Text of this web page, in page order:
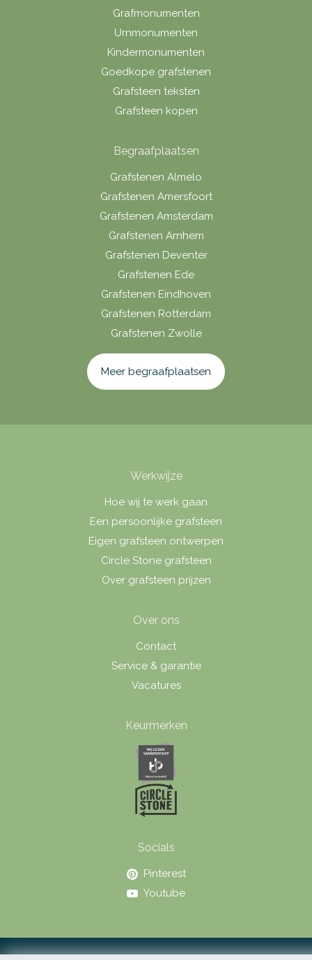
Grafmonumenten
Urnmonumenten
Kindermonumenten
Goedkope grafstenen
Grafsteen teksten
Grafsteen kopen
Begraafplaatsen
Grafstenen Almelo
Grafstenen Amersfoort
Grafstenen Amsterdam
Grafstenen Arnhem
Grafstenen Deventer
Grafstenen Ede
Grafstenen Eindhoven
Grafstenen Rotterdam
Grafstenen Zwolle
Meer begraafplaatsen
Werkwijze
Hoe wij te werk gaan
Een persoonlijke grafsteen
Eigen grafsteen ontwerpen
Circle Stone grafsteen
Over grafsteen prijzen
Over ons
Contact
Service & garantie
Vacatures
Keurmerken
Socials
Pinterest
Youtube